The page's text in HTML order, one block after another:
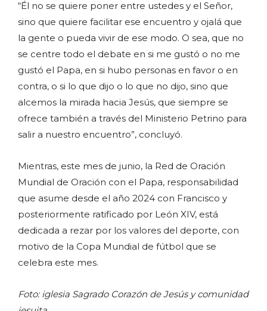
“Él no se quiere poner entre ustedes y el Señor,
sino que quiere facilitar ese encuentro y ojalá que
la gente o pueda vivir de ese modo. O sea, que no
se centre todo el debate en si me gustó o no me
gustó el Papa, en si hubo personas en favor o en
contra, o si lo que dijo o lo que no dijo, sino que
alcemos la mirada hacia Jesús, que siempre se
ofrece también a través del Ministerio Petrino para
salir a nuestro encuentro”, concluyó.
Mientras, este mes de junio, la Red de Oración
Mundial de Oración con el Papa, responsabilidad
que asume desde el año 2024 con Francisco y
posteriormente ratificado por León XIV, está
dedicada a rezar por los valores del deporte, con
motivo de la Copa Mundial de fútbol que se
celebra este mes.
Foto: iglesia Sagrado Corazón de Jesús y comunidad